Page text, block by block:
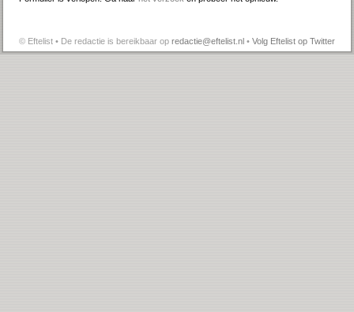
© Eftelist • De redactie is bereikbaar op redactie@eftelist.nl • Volg Eftelist op Twitter